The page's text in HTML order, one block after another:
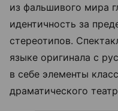
из фальшивого мира
идентичность за
стереотипов.
языке оригинала с
в себе элементы
драматического